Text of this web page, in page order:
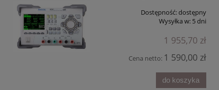
Dostępność:dostępny
Wysyłka w: 5 dni
1 955,70 zł
Cena netto: 1 590,00 zł
do koszyka